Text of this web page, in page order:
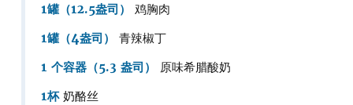
1罐（12.5盎司）
鸡胸肉
1罐（4盎司）
青辣椒丁
1 个容器（5.3 盎司）
原味希腊酸奶
1杯奶酪丝